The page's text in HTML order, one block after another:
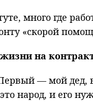
много где
«скорой
на
— мой дед,
народ, и его